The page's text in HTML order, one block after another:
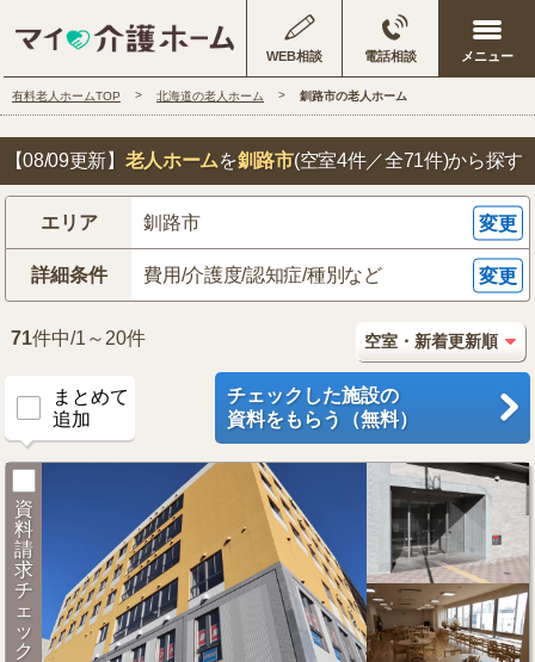
WEB相談 電話相談
有料老人ホームTOP 北海道の老人ホーム 釧路市の老人ホーム
【08/09更新】 老人ホームを釧路市(空室4件／全71件)から探す
エリア 釧路市 変更
詳細条件 費用/介護度/認知症/種別など 変更
71件中/1～20件
まとめて
追加
チェックした施設の
資料をもらう（無料）
資
料
請
求
チ
ェ
ッ
ク